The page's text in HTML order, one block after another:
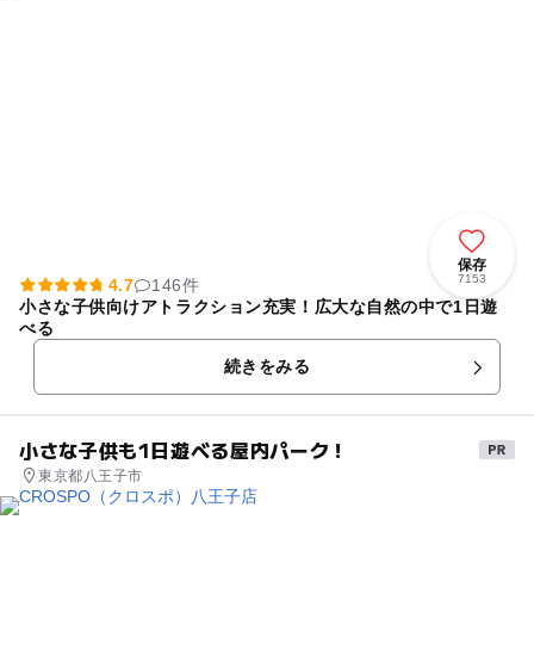
保存
7153
4.7
146件
小さな子供向けアトラクション充実！広大な自然の中で1日遊
べる
続きをみる
小さな子供も1日遊べる屋内パーク！
東京都八王子市